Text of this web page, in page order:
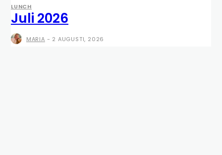
LUNCH
Juli 2026
MARIA - 2 AUGUSTI, 2026